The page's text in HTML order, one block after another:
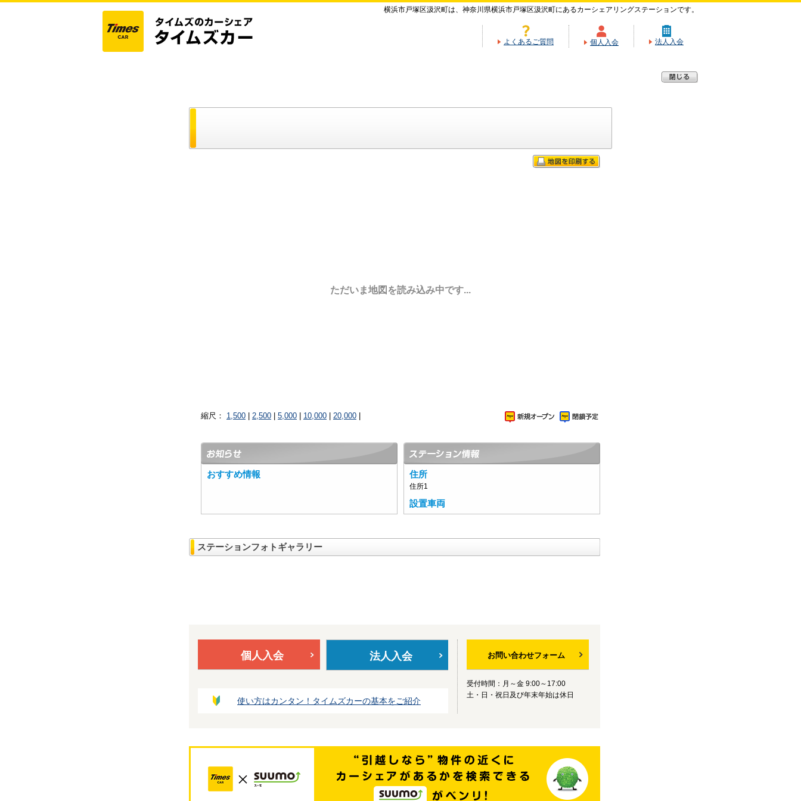
横浜市戸塚区汲沢町は、神奈川県横浜市戸塚区汲沢町にあるカーシェアリングステーションです。
よくあるご質問 個人入会 法人入会
ただいま地図を読み込み中です...
縮尺： 1,500 2,500 5,000 10,000 20,000
おすすめ情報 住所
住所1
設置車両
ステーションフォトギャラリー
個人入会 法人入会
使い方はカンタン！タイムズカーの基本をご紹介
お問い合わせフォーム
受付時間：月～金 9:00～17:00
土・日・祝日及び年末年始は休日